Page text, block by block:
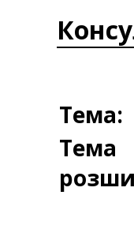
Тема:
Тема